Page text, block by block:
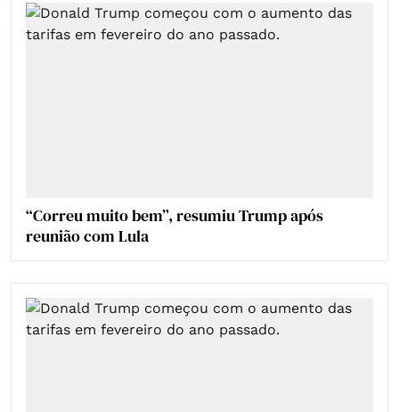
“Correu muito bem”, resumiu Trump após
reunião com Lula